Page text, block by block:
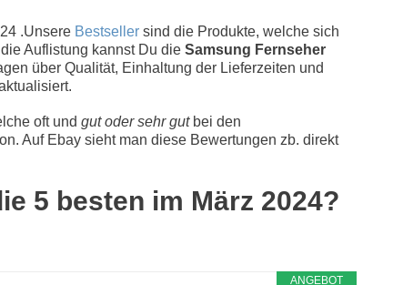
.Unsere Bestseller sind die Produkte, welche sich
Auflistung kannst Du die Samsung Fernseher
über Qualität, Einhaltung der Lieferzeiten und
oft und gut oder sehr gutbei den
Auf Ebay sieht man diese Bewertungen zb. direkt
5 besten im März 2024?
ANGEBOT